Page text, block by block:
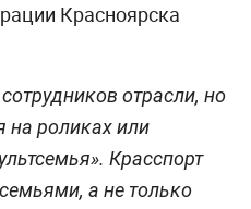
Красноярска
отрасли, но
на роликах или
Красспорт
а не только